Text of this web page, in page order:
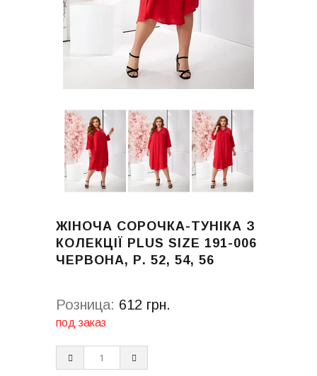
ЖІНОЧА СОРОЧКА-ТУНІКА З
КОЛЕКЦІЇ PLUS SIZE 191-006
ЧЕРВОНА, Р. 52, 54, 56
Розница: 612 грн.
под заказ